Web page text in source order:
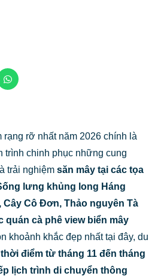
rạng rỡ nhất năm 2026 chính là
trình chinh phục những cung
trải nghiệmsăn mây tại các tọa
lưng khủng long Háng
Cây Cô Đơn, Thảo nguyên Tà
quán cà phê view biển mây
khoảnh khắc đẹp nhất tại đây, du
điểm từ tháng 11 đến tháng
lịch trình di chuyển thông